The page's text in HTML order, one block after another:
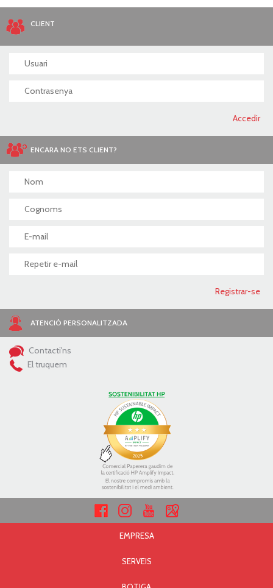
CLIENT
ENCARA NO ETS CLIENT?
ATENCIÓ PERSONALITZADA
Contacti'ns
El truquem
EMPRESA
SERVEIS